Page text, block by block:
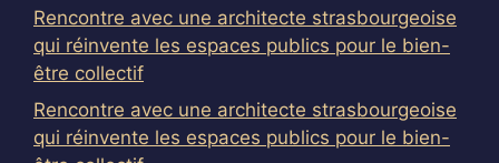
Rencontre avec une architecte strasbourgeoise
qui réinvente les espaces publics pour le bien-
être collectif
Rencontre avec une architecte strasbourgeoise
qui réinvente les espaces publics pour le bien-